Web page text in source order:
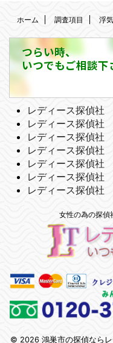
ホーム 調査項目 浮
つらい時、
いつでもご相談下
レディース探偵社
レディース探偵社
レディース探偵社
レディース探偵社
レディース探偵社
レディース探偵社
レディース探偵社
女性の為の探偵
© 2026 鴻巣市の探偵ならレ